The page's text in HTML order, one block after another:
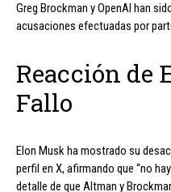
Greg Brockman y OpenAI han
acusaciones efectuadas por
Reacción de
Fallo
Elon Musk ha mostrado su
perfil en X, afirmando que “no
detalle de que Altman y